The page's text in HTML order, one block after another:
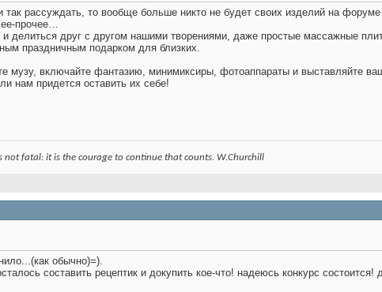
так рассуждать, то вообще больше никто не будет своих изделий на
прочее…
делиться друг с другом нашими творениями, даже простые массажные
праздничным подарком для близких.
музу, включайте фантазию, минимиксиры, фотоаппараты и выставляйте
нам придется оставить их себе!
not fatal: it is the courage to continue that counts. W.Churchill
обычно)=).
составить рецептик и докупить кое-что! надеюсь конкурс состоится!